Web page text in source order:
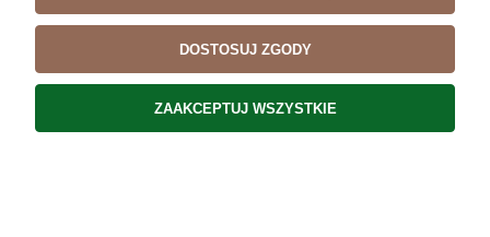
DOSTOSUJ ZGODY
ZAAKCEPTUJ WSZYSTKIE